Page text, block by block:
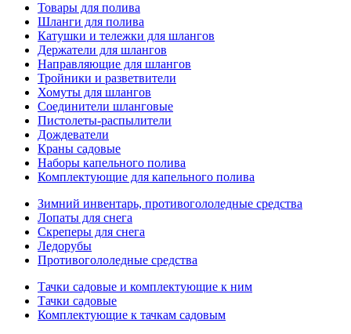
Товары для полива
Шланги для полива
Катушки и тележки для шлангов
Держатели для шлангов
Направляющие для шлангов
Тройники и разветвители
Хомуты для шлангов
Соединители шланговые
Пистолеты-распылители
Дождеватели
Краны садовые
Наборы капельного полива
Комплектующие для капельного полива
Зимний инвентарь, противогололедные средства
Лопаты для снега
Скреперы для снега
Ледорубы
Противогололедные средства
Тачки садовые и комплектующие к ним
Тачки садовые
Комплектующие к тачкам садовым